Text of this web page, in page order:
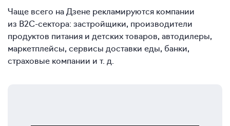
Чаще всего на Дзене рекламируются компании
из B2C-сектора: застройщики, производители
продуктов питания и детских товаров, автодилеры,
маркетплейсы, сервисы доставки еды, банки,
страховые компании и т. д.